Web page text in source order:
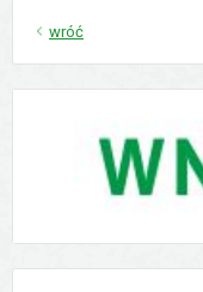
wróć